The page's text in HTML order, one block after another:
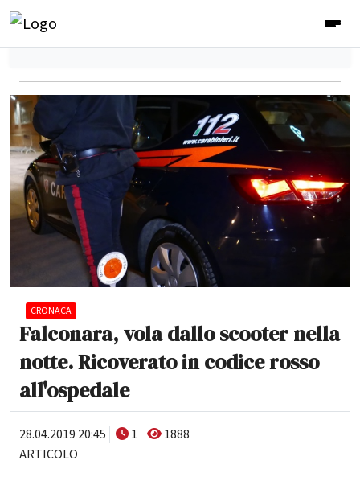
CRONACA
Falconara, vola dallo scooter nella
notte. Ricoverato in codice rosso
all'ospedale
28.04.2019 20:45 1
1888
ARTICOLO